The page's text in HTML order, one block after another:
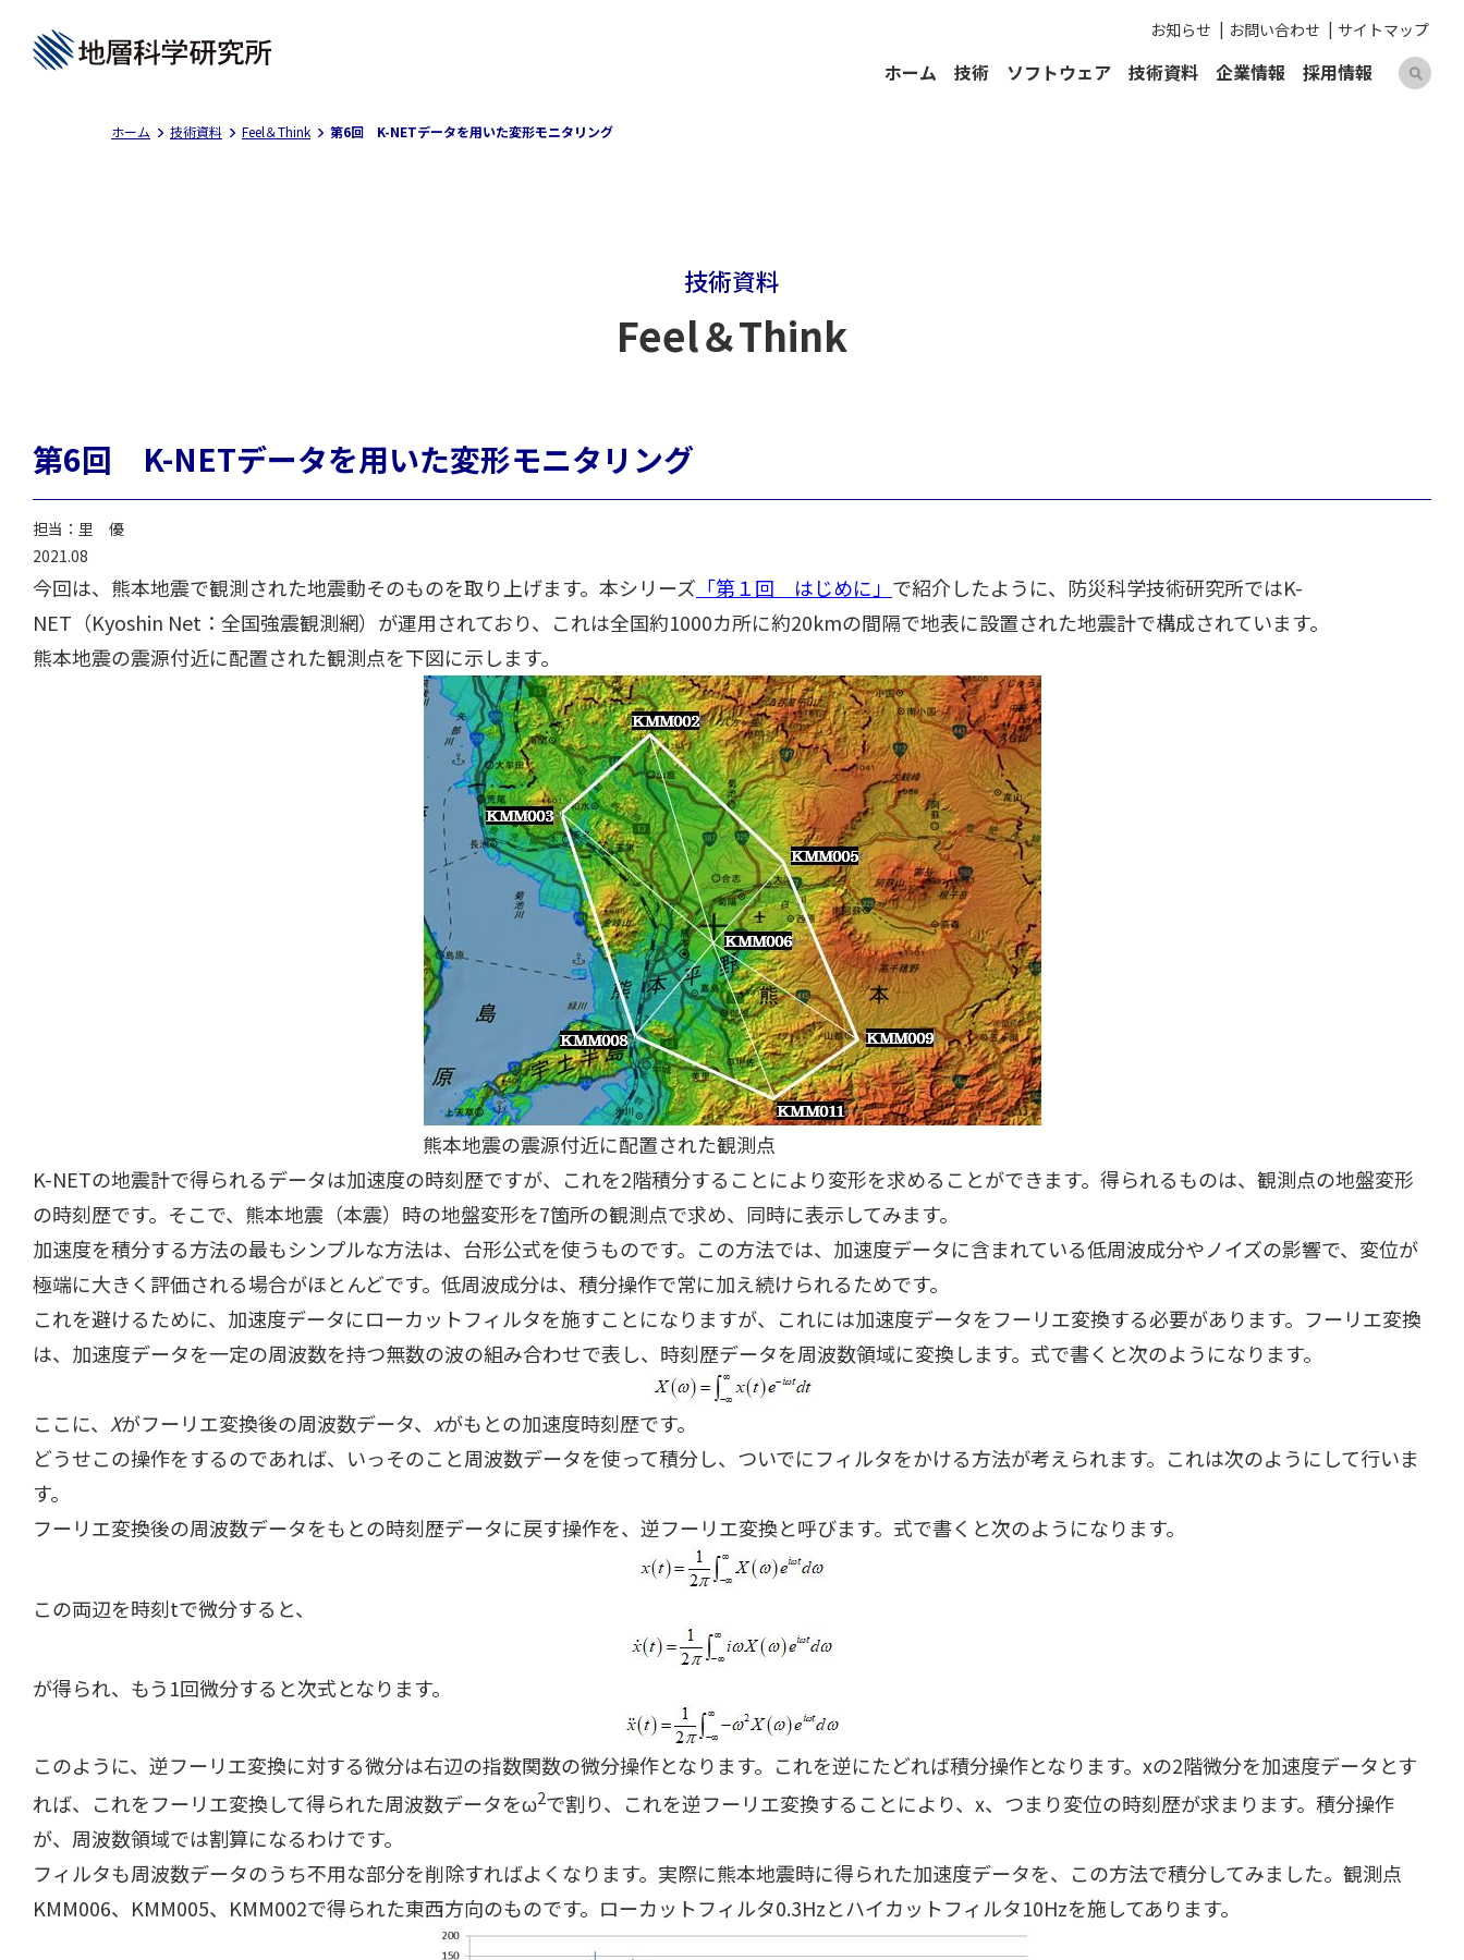
お知らせ お問い合わせ サイトマップ
ホーム 技術 ソフトウェア 技術資料 企業情報 採用情報
ホーム 技術資料 Feel＆Think 第6回 K-NETデータを用いた変形モニタリング
技術資料
Feel＆Think
第6回 K-NETデータを用いた変形モニタリング
担当：里 優
2021.08
今回は、熊本地震で観測された地震動そのものを取り上げます。本シリーズ 「第１回 はじめに」 で紹介したように、防災科学技術研究所ではK-
NET（Kyoshin Net：全国強震観測網）が運用されており、これは全国約1000カ所に約20kmの間隔で地表に設置された地震計で構成されています。
熊本地震の震源付近に配置された観測点を下図に示します。
熊本地震の震源付近に配置された観測点
K-NETの地震計で得られるデータは加速度の時刻歴ですが、これを2階積分することにより変形を求めることができます。得られるものは、観測点の地盤変形
の時刻歴です。そこで、熊本地震（本震）時の地盤変形を7箇所の観測点で求め、同時に表示してみます。
加速度を積分する方法の最もシンプルな方法は、台形公式を使うものです。この方法では、加速度データに含まれている低周波成分やノイズの影響で、変位が
極端に大きく評価される場合がほとんどです。低周波成分は、積分操作で常に加え続けられるためです。
これを避けるために、加速度データにローカットフィルタを施すことになりますが、これには加速度データをフーリエ変換する必要があります。フーリエ変換
は、加速度データを一定の周波数を持つ無数の波の組み合わせで表し、時刻歴データを周波数領域に変換します。式で書くと次のようになります。
ここに、 Xがフーリエ変換後の周波数データ、 xがもとの加速度時刻歴です。
どうせこの操作をするのであれば、いっそのこと周波数データを使って積分し、ついでにフィルタをかける方法が考えられます。これは次のようにして行いま
す。
フーリエ変換後の周波数データをもとの時刻歴データに戻す操作を、逆フーリエ変換と呼びます。式で書くと次のようになります。
この両辺を時刻tで微分すると、
が得られ、もう1回微分すると次式となります。
このように、逆フーリエ変換に対する微分は右辺の指数関数の微分操作となります。これを逆にたどれば積分操作となります。xの2階微分を加速度データとす
れば、これをフーリエ変換して得られた周波数データをω2で割り、これを逆フーリエ変換することにより、x、つまり変位の時刻歴が求まります。積分操作
が、周波数領域では割算になるわけです。
フィルタも周波数データのうち不用な部分を削除すればよくなります。実際に熊本地震時に得られた加速度データを、この方法で積分してみました。観測点
KMM006、KMM005、KMM002で得られた東西方向のものです。ローカットフィルタ0.3Hzとハイカットフィルタ10Hzを施してあります。